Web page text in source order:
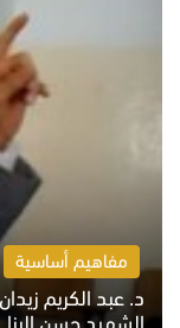
مفاهيم أساسية
د. عبد الكريم
الشهيد حسن